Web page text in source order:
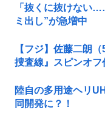
「抜くに抜けない
ミ出し”が急増中
【フジ】佐藤二朗
捜査線』スピンオ
陸自の多用途ヘリ
同開発に？！